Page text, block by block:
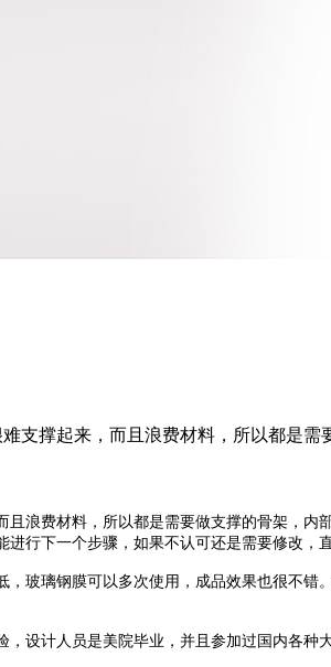
支撑起来，而且浪费材料，所以都是
浪费材料，所以都是需要做支撑的骨架，内
行下一个步骤，如果不认可还是需要修改，
玻璃钢膜可以多次使用，成品效果也很不错
设计人员是美院毕业，并且参加过国内各种